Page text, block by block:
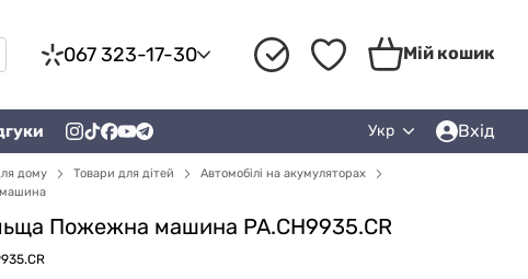
067 323-17-30 Мій кошик
Укр Вхід
дому Товари для дітей
Автомобілі на акумуляторах
Пожежна машина PA.CH9935.CR